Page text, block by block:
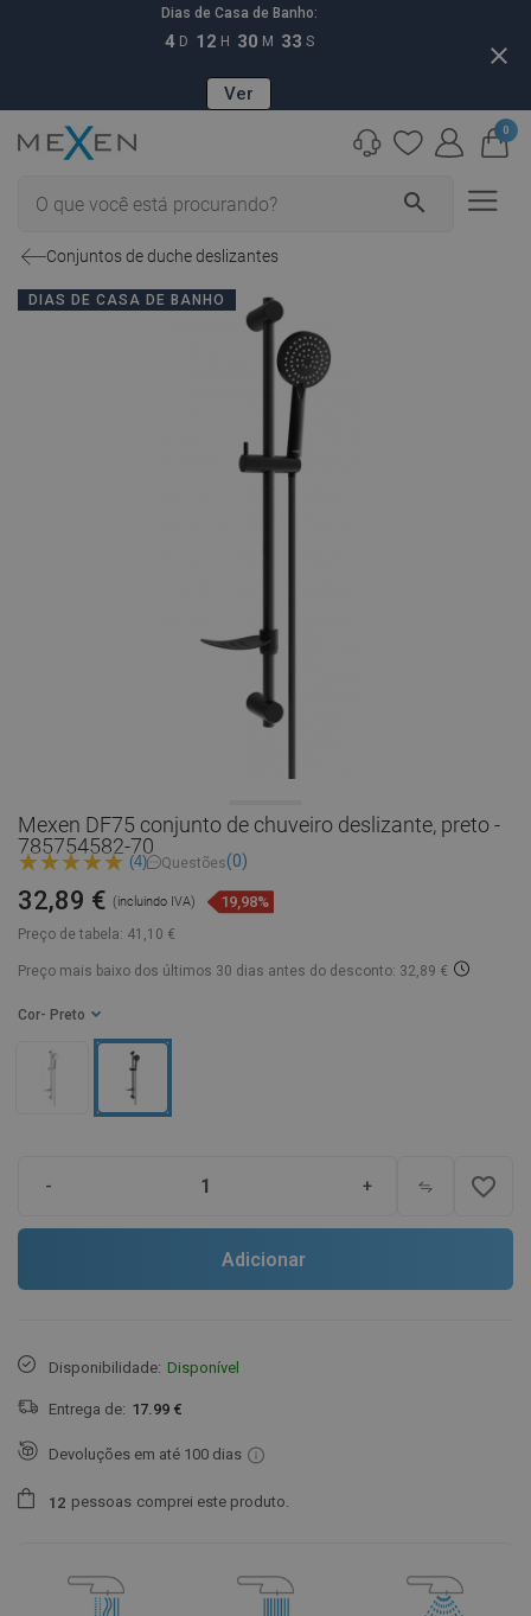
Dias de Casa de Banho:
4 D 12 H 30 M 32 S
Ver
close
search
0
Conjuntos de duche deslizantes
DIAS DE CASA DE BANHO
Mexen DF75 conjunto de chuveiro deslizante, preto -
785754582-70
(4) Questões(0)
Preço de tabela: 41,10 €
32,89 € (incluindo IVA) 19,98%
Preço mais baixo dos últimos 30 dias antes do desconto: 32,89 €
Cor - Preto
- + favorite_border
Adicionar
Disponibilidade: Disponível
Entrega de: 17.99 €
Devoluções em até 100 dias
1 2 pessoas comprei este produto.